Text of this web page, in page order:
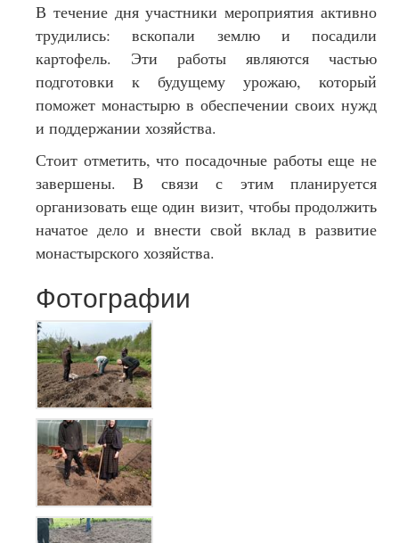
В течение дня участники мероприятия активно
трудились: вскопали землю и посадили
картофель. Эти работы являются частью
подготовки к будущему урожаю, который
поможет монастырю в обеспечении своих нужд
и поддержании хозяйства.
Стоит отметить, что посадочные работы еще не
завершены. В связи с этим планируется
организовать еще один визит, чтобы продолжить
начатое дело и внести свой вклад в развитие
монастырского хозяйства.
Фотографии